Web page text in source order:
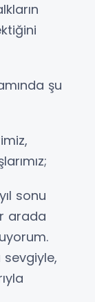
şu
sonu
arada
sevgiyle,